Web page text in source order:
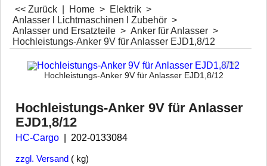
<< Zurück Home > Elektrik >
Anlasser l Lichtmaschinen l Zubehör >
Anlasser und Ersatzteile > Anker für Anlasser >
Hochleistungs-Anker 9V für Anlasser EJD1,8/12
Hochleistungs-Anker 9V für Anlasser EJD1,8/12
Hochleistungs-Anker 9V für Anlasser
EJD1,8/12
HC-Cargo 202-0133084
zzgl. Versand kg